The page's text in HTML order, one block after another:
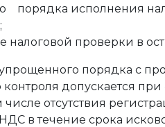
порядка исполнения
проверки в
порядка с
контроля допускается
числе отсутствия
в течение срока